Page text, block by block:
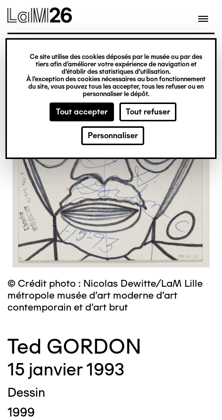
Gestion des cookies
Ce site utilise des cookies déposés par le musée ou par des
tiers afin d’améliorer votre expérience de navigation et
d’établir des statistiques d’utilisation.
À l’exception des cookies nécessaires au bon fonctionnement
du site, vous pouvez tous les accepter, tous les refuser ou en
personnaliser le dépôt.
Tout accepter Tout refuser
Personnaliser
contenu
© Crédit photo : Nicolas Dewitte/LaM Lille
métropole musée d’art moderne d’art
contemporain et d’art brut
Ted GORDON
15 janvier 1993
Dessin
1999